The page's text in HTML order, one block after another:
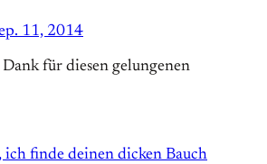
11, 2014
für diesen gelungenen
ich finde deinen dicken Bauch